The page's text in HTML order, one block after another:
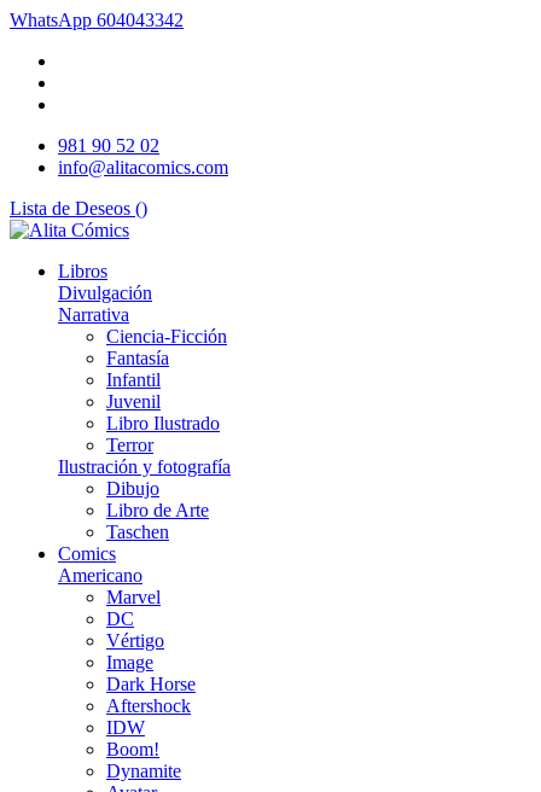
WhatsApp 604043342
981 90 52 02
info@alitacomics.com
Lista de Deseos ()
Libros
Divulgación
Narrativa
Ciencia-Ficción
Fantasía
Infantil
Juvenil
Libro Ilustrado
Terror
Ilustración y fotografía
Dibujo
Libro de Arte
Taschen
Comics
Americano
Marvel
DC
Vértigo
Image
Dark Horse
Aftershock
IDW
Boom!
Dynamite